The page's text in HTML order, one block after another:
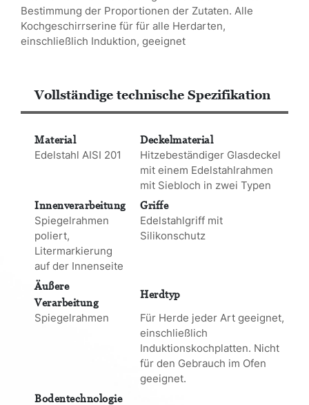
Bestimmung der Proportionen der Zutaten. Alle
Kochgeschirrserine für für alle Herdarten,
einschließlich Induktion, geeignet
Vollständige technische Spezifikation
Material Deckelmaterial
Edelstahl AISI 201
Hitzebeständiger Glasdeckel
mit einem Edelstahlrahmen
mit Siebloch in zwei Typen
Innenverarbeitung Griffe
Spiegelrahmen
poliert,
Litermarkierung
auf der Innenseite
Edelstahlgriff mit
Silikonschutz
Äußere
Verarbeitung
Herdtyp
Spiegelrahmen
Für Herde jeder Art geeignet,
einschließlich
Induktionskochplatten. Nicht
für den Gebrauch im Ofen
geeignet.
Bodentechnologie